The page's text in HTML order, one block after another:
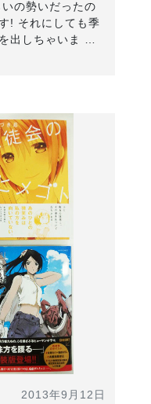
の勢いだったの
! それにしても季
出しちゃいま …
2013年9月12日